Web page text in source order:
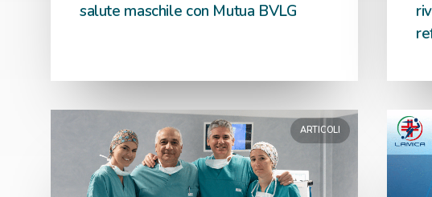
salute maschile con Mutua BVLG
ARTICOLI